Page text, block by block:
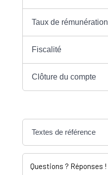
Taux de rémunération
Fiscalité
Clôture du compte
Textes de référence
Questions ? Réponses !